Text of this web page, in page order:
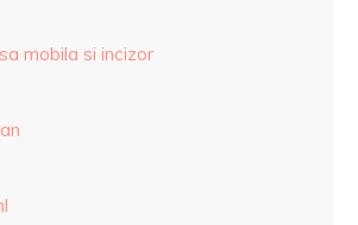
mobila si incizor